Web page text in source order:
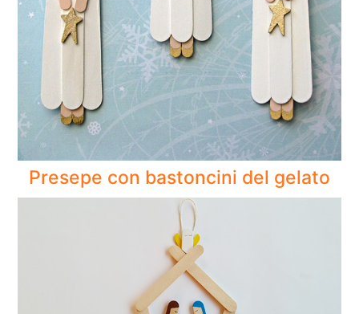
Presepe con bastoncini del gelato